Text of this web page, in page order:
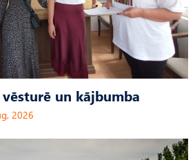
un kājbumba
2026